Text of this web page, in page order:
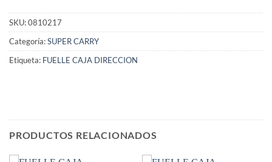
SKU:0810217
Categoría:SUPER CARRY
Etiqueta: FUELLE CAJA DIRECCION
PRODUCTOS RELACIONADOS